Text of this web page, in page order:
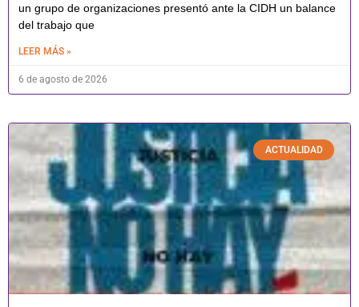
un grupo de organizaciones presentó ante la CIDH un balance
del trabajo que
LEER MÁS »
6 de agosto de 2026
ACTUALIDAD